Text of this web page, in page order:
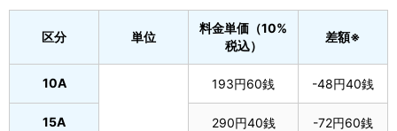
区分 単位
料金単価（10%
税込）
差額※
10A 193円60銭 -48円40銭
15A 290円40銭 -72円60銭